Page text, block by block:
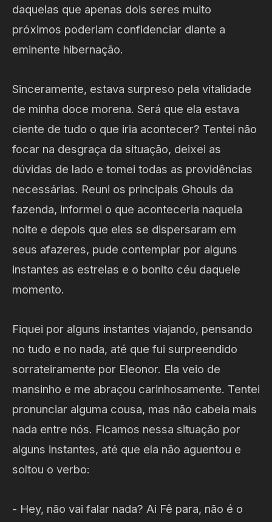
daquelas que apenas dois seres muito
próximos poderiam confidenciar diante a
eminente hibernação.
Sinceramente, estava surpreso pela vitalidade
de minha doce morena. Será que ela estava
ciente de tudo o que iria acontecer? Tentei não
focar na desgraça da situação, deixei as
dúvidas de lado e tomei todas as providências
necessárias. Reuni os principais Ghouls da
fazenda, informei o que aconteceria naquela
noite e depois que eles se dispersaram em
seus afazeres, pude contemplar por alguns
instantes as estrelas e o bonito céu daquele
momento.
Fiquei por alguns instantes viajando, pensando
no tudo e no nada, até que fui surpreendido
sorrateiramente por Eleonor. Ela veio de
mansinho e me abraçou carinhosamente. Tentei
pronunciar alguma cousa, mas não cabeia mais
nada entre nós. Ficamos nessa situação por
alguns instantes, até que ela não aguentou e
soltou o verbo:
- Hey, não vai falar nada? Ai Fê para, não é o